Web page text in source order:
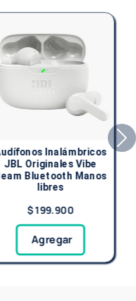
Inalámbricos
JBL Originales Vibe
Bluetooth Manos
libres
$ 199.900
Agregar